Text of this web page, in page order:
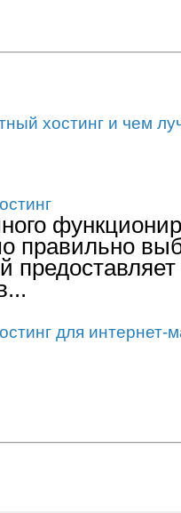
хостинг и чем
правильно
для интернет-